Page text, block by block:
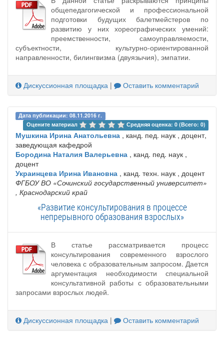
общепедагогической и профессиональной
подготовки будущих балетмейстеров по
развитию у них хореографических умений:
преемственности, самоуправляемости,
субъектности, культурно-ориентированной
направленности, билингвизма (двуязычия), эмпатии.
Дискуссионная площадка | Оставить комментарий
Дата публикации: 08.11.2016 г.
Оцените материал
Средняя оценка: 0 (Всего: 0)
Мушкина Ирина Анатольевна , канд. пед. наук , доцент,
заведующая кафедрой
Бородина Наталия Валерьевна , канд. пед. наук ,
доцент
Украинцева Ирина Ивановна , канд. техн. наук , доцент
ФГБОУ ВО «Сочинский государственный университет»
, Краснодарский край
«Развитие консультирования в процессе
непрерывного образования взрослых»
В статье рассматривается процесс
консультирования современного взрослого
человека с образовательным запросом. Дается
аргументация необходимости специальной
консультативной работы с образовательными
запросами взрослых людей.
Дискуссионная площадка | Оставить комментарий